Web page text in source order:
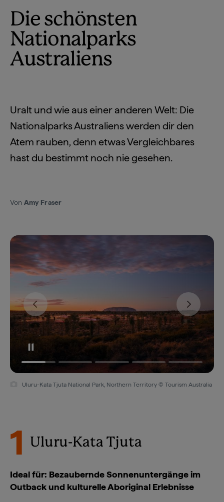
Die schönsten
Nationalparks
Australiens
Uralt und wie aus einer anderen Welt: Die
Nationalparks Australiens werden dir den
Atem rauben, denn etwas Vergleichbares
hast du bestimmt noch nie gesehen.
Von Amy Fraser
Uluru-Kata Tjuta National Park, Northern Territory © Tourism Australia
1 Uluru-Kata Tjuta
Ideal für: Bezaubernde Sonnenuntergänge im
Outback und kulturelle Aboriginal Erlebnisse